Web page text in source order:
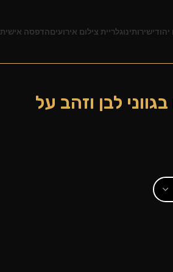
שירותינוגלריית צילום אירועיםהדפסה אישית
בגווני לבן וזהב על